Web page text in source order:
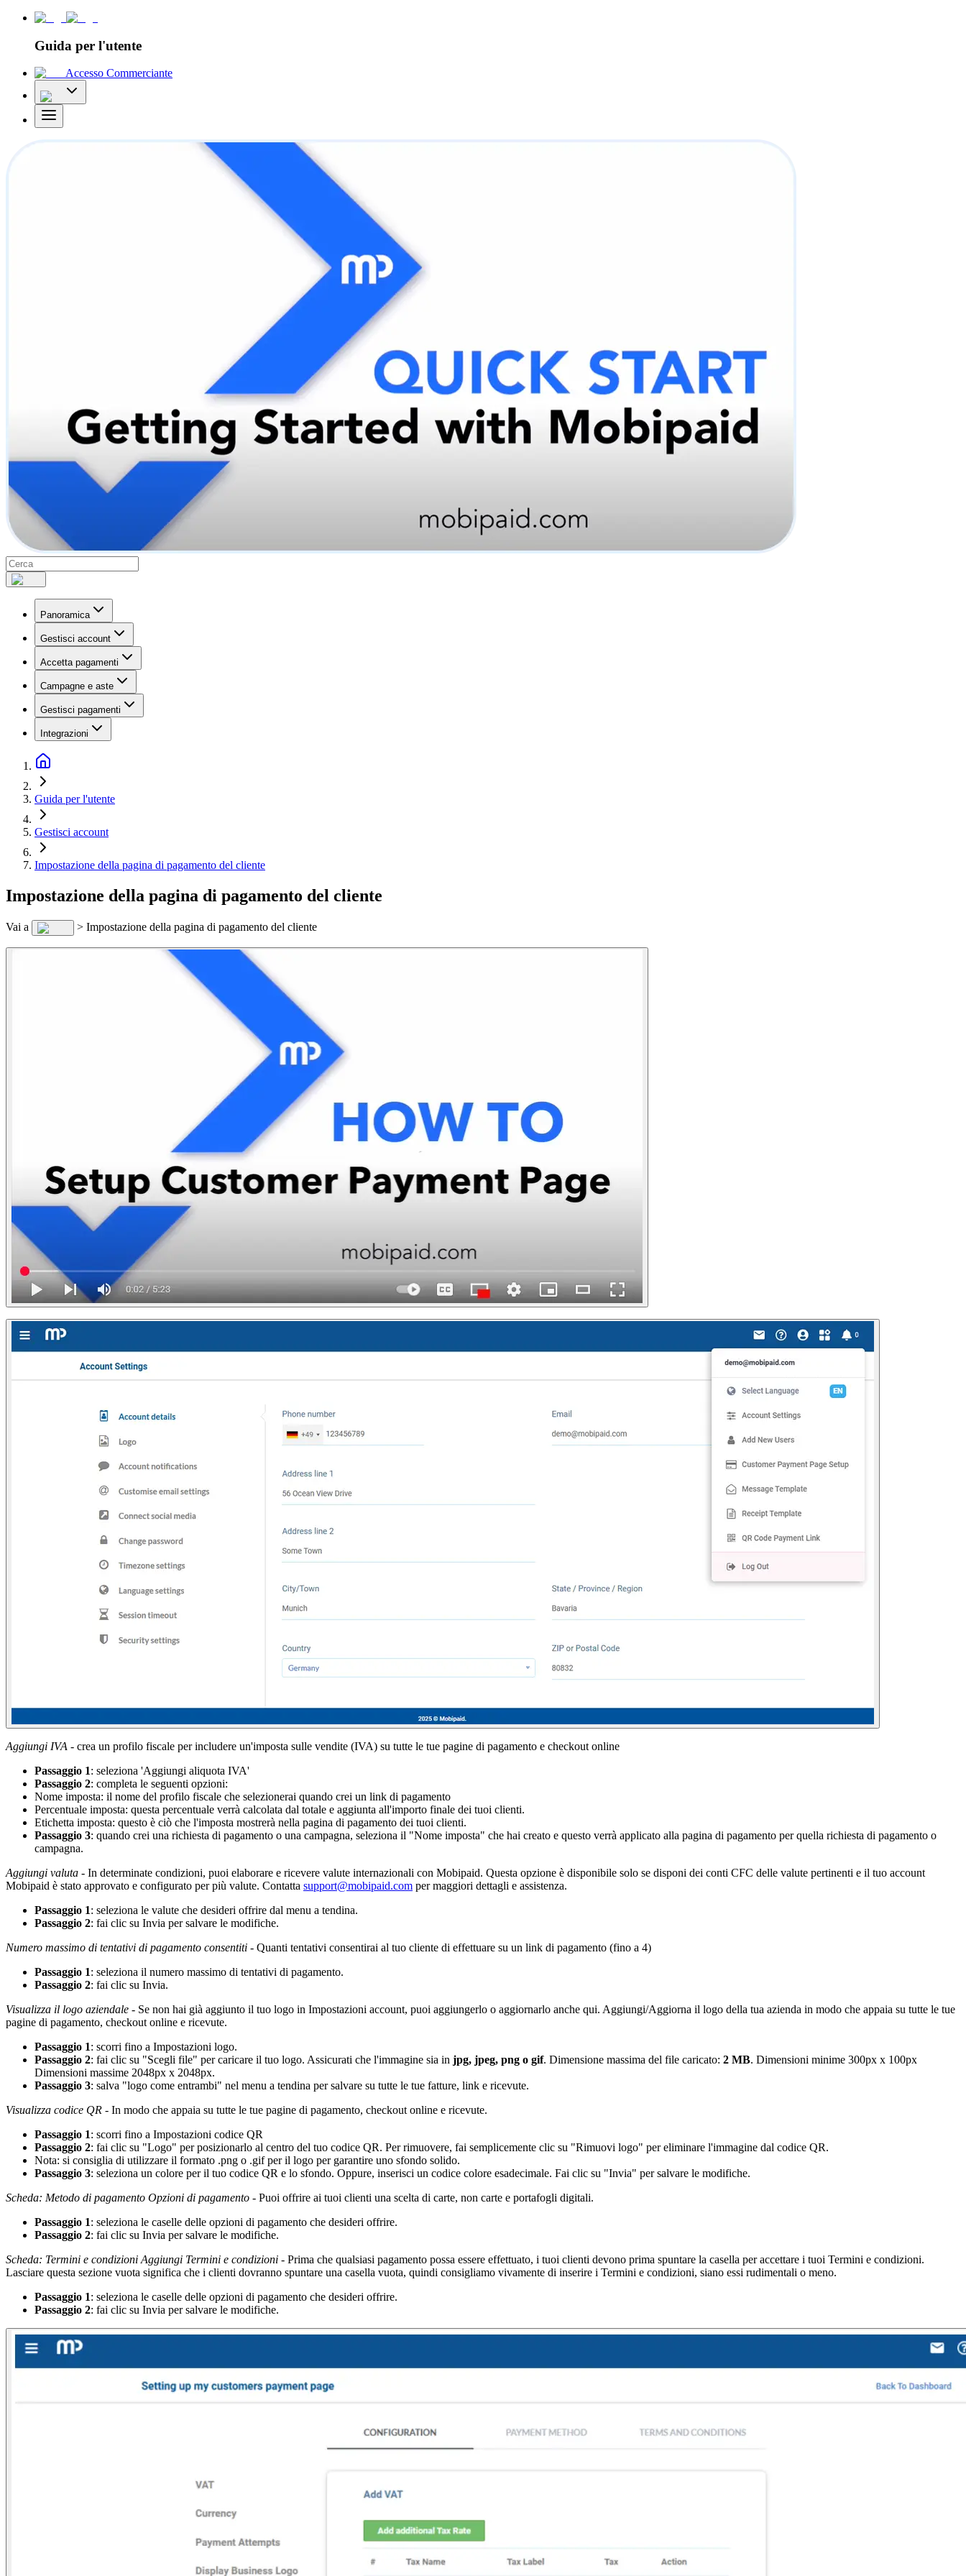
Guida per l'utente
Accesso Commerciante
Panoramica
Gestisci account
Accetta pagamenti
Campagne e aste
Gestisci pagamenti
Integrazioni
Guida per l'utente
Gestisci account
Impostazione della pagina di pagamento del cliente
Impostazione della pagina di pagamento del cliente
Vai a > Impostazione della pagina di pagamento del cliente
Aggiungi IVA - crea un profilo fiscale per includere un'imposta sulle vendite (IVA) su tutte le tue pagine di pagamento e checkout online
Passaggio 1: seleziona 'Aggiungi aliquota IVA'
Passaggio 2: completa le seguenti opzioni:
Nome imposta: il nome del profilo fiscale che selezionerai quando crei un link di pagamento
Percentuale imposta: questa percentuale verrà calcolata dal totale e aggiunta all'importo finale dei tuoi clienti.
Etichetta imposta: questo è ciò che l'imposta mostrerà nella pagina di pagamento dei tuoi clienti.
Passaggio 3: quando crei una richiesta di pagamento o una campagna, seleziona il "Nome imposta" che hai creato e questo verrà applicato alla pagina di pagamento per quella richiesta di pagamento o
campagna.
Aggiungi valuta - In determinate condizioni, puoi elaborare e ricevere valute internazionali con Mobipaid. Questa opzione è disponibile solo se disponi dei conti CFC delle valute pertinenti e il tuo account
Mobipaid è stato approvato e configurato per più valute. Contatta support@mobipaid.com per maggiori dettagli e assistenza.
Passaggio 1: seleziona le valute che desideri offrire dal menu a tendina.
Passaggio 2: fai clic su Invia per salvare le modifiche.
Numero massimo di tentativi di pagamento consentiti - Quanti tentativi consentirai al tuo cliente di effettuare su un link di pagamento (fino a 4)
Passaggio 1: seleziona il numero massimo di tentativi di pagamento.
Passaggio 2: fai clic su Invia.
Visualizza il logo aziendale - Se non hai già aggiunto il tuo logo in Impostazioni account, puoi aggiungerlo o aggiornarlo anche qui. Aggiungi/Aggiorna il logo della tua azienda in modo che appaia su tutte le tue
pagine di pagamento, checkout online e ricevute.
Passaggio 1: scorri fino a Impostazioni logo.
Passaggio 2: fai clic su "Scegli file" per caricare il tuo logo. Assicurati che l'immagine sia in jpg, jpeg, png o gif. Dimensione massima del file caricato: 2 MB. Dimensioni minime 300px x 100px
Dimensioni massime 2048px x 2048px.
Passaggio 3: salva "logo come entrambi" nel menu a tendina per salvare su tutte le tue fatture, link e ricevute.
Visualizza codice QR - In modo che appaia su tutte le tue pagine di pagamento, checkout online e ricevute.
Passaggio 1: scorri fino a Impostazioni codice QR
Passaggio 2: fai clic su "Logo" per posizionarlo al centro del tuo codice QR. Per rimuovere, fai semplicemente clic su "Rimuovi logo" per eliminare l'immagine dal codice QR.
Nota: si consiglia di utilizzare il formato .png o .gif per il logo per garantire uno sfondo solido.
Passaggio 3: seleziona un colore per il tuo codice QR e lo sfondo. Oppure, inserisci un codice colore esadecimale. Fai clic su "Invia" per salvare le modifiche.
Scheda: Metodo di pagamento Opzioni di pagamento - Puoi offrire ai tuoi clienti una scelta di carte, non carte e portafogli digitali.
Passaggio 1: seleziona le caselle delle opzioni di pagamento che desideri offrire.
Passaggio 2: fai clic su Invia per salvare le modifiche.
Scheda: Termini e condizioni Aggiungi Termini e condizioni - Prima che qualsiasi pagamento possa essere effettuato, i tuoi clienti devono prima spuntare la casella per accettare i tuoi Termini e condizioni.
Lasciare questa sezione vuota significa che i clienti dovranno spuntare una casella vuota, quindi consigliamo vivamente di inserire i Termini e condizioni, siano essi rudimentali o meno.
Passaggio 1: seleziona le caselle delle opzioni di pagamento che desideri offrire.
Passaggio 2: fai clic su Invia per salvare le modifiche.